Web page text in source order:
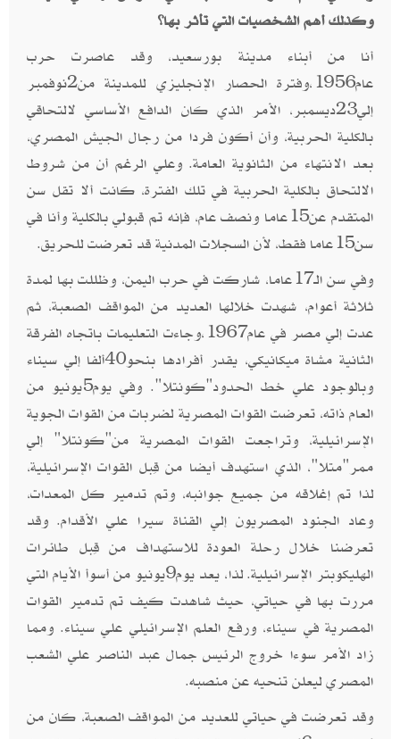
وكذلك أهم الشخصيات التي تأثر بها؟
أنا من أبناء مدينة بورسعيد، وقد عاصرت حرب
عام1956،وفترة الحصار الإنجليزي للمدينة من2نوفمبر
إلي23ديسمبر، الأمر الذي كان الدافع الأساسي لالتحاقي
بالكلية الحربية، وأن أكون فردا من رجال الجيش المصري،
بعد الانتهاء من الثانوية العامة. وعلي الرغم أن من شروط
الالتحاق بالكلية الحربية في تلك الفترة، كانت ألا تقل سن
المتقدم عن15عاما ونصف عام، فإنه تم قبولي بالكلية وأنا في
سن15عاما فقط، لأن السجلات المدنية قد تعرضت للحريق.
وفي سن الـ17عاما، شاركت في حرب اليمن، وظللت بها لمدة
ثلاثة أعوام، شهدت خلالها العديد من المواقف الصعبة، ثم
عدت إلي مصر في عام1967،وجاءت التعليمات باتجاه الفرقة
الثانية مشاة ميكانيكي، يقدر أفرادها بنحو40ألفا إلي سيناء
وبالوجود علي خط الحدود"كونتلا". وفي يوم5يونيو من
العام ذاته، تعرضت القوات المصرية لضربات من القوات الجوية
الإسرائيلية، وتراجعت القوات المصرية من"كونتلا" إلي
ممر"متلا"، الذي استهدف أيضا من قِبل القوات الإسرائيلية،
لذا تم إغلاقه من جميع جوانبه، وتم تدمير كل المعدات،
وعاد الجنود المصريون إلي القناة سيرا علي الأقدام. وقد
تعرضنا خلال رحلة العودة للاستهداف من قِبل طائرات
الهليكوبتر الإسرائيلية. لذا، يعد يوم9يونيو من أسوأ الأيام التي
مررت بها في حياتي، حيث شاهدت كيف تم تدمير القوات
المصرية في سيناء، ورفع العلم الإسرائيلي علي سيناء. ومما
زاد الأمر سوءا خروج الرئيس جمال عبد الناصر علي الشعب
المصري ليعلن تنحيه عن منصبه.
وقد تعرضت في حياتي للعديد من المواقف الصعبة، كان من